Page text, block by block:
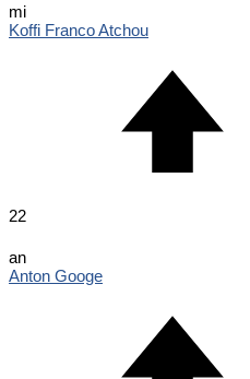
mi
Koffi Franco Atchou
22
an
Anton Googe